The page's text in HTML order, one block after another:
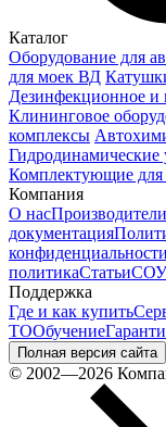
Каталог
Оборудование для
для моек ВД
Дезинфекционное и
Клининговое
комплексы
Гидродинамические
Комплектующие для
Компания
О насПроизводители
документация
конфиденциальности
политикаСтатьи
Поддержка
Где и как купить
ТООбучение
Полная версия сайта
© 2002—2026